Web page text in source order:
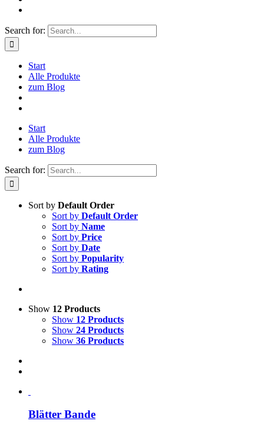
Search for:
Start
Alle Produkte
zum Blog
Start
Alle Produkte
zum Blog
Search for:
Sort by Default Order
Sort by Default Order
Sort by Name
Sort by Price
Sort by Date
Sort by Popularity
Sort by Rating
Show 12 Products
Show 12 Products
Show 24 Products
Show 36 Products
Blätter Bande